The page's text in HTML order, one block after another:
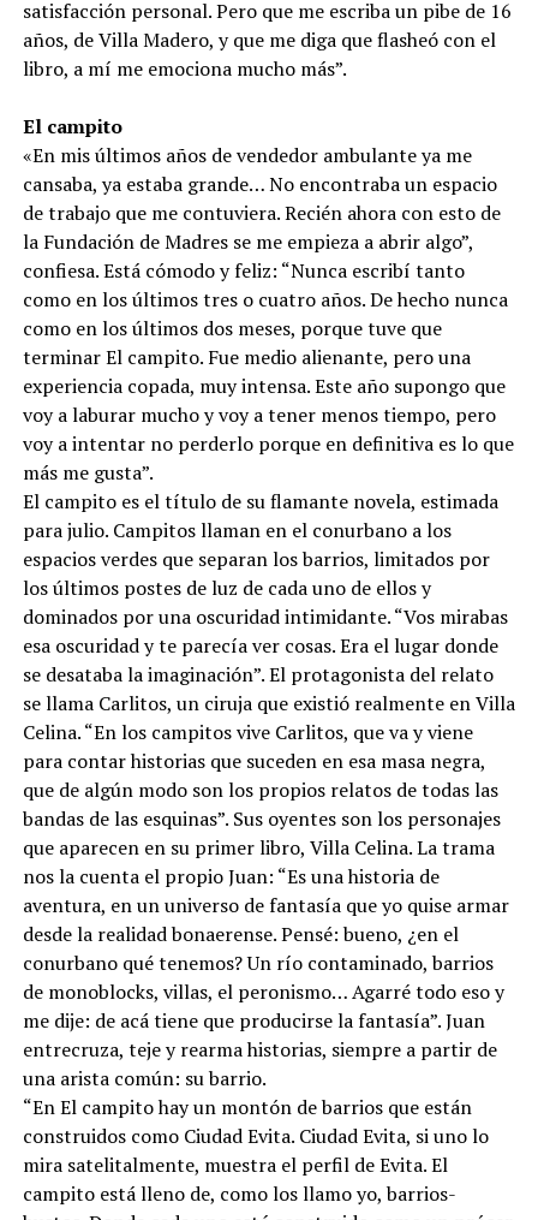
satisfacción personal. Pero que me escriba un pibe de 16
años, de Villa Madero, y que me diga que flasheó con el
libro, a mí me emociona mucho más”.
El campito
«En mis últimos años de vendedor ambulante ya me
cansaba, ya estaba grande… No encontraba un espacio
de trabajo que me contuviera. Recién ahora con esto de
la Fundación de Madres se me empieza a abrir algo”,
confiesa. Está cómodo y feliz: “Nunca escribí tanto
como en los últimos tres o cuatro años. De hecho nunca
como en los últimos dos meses, porque tuve que
terminar El campito. Fue medio alienante, pero una
experiencia copada, muy intensa. Este año supongo que
voy a laburar mucho y voy a tener menos tiempo, pero
voy a intentar no perderlo porque en definitiva es lo que
más me gusta”.
El campito es el título de su flamante novela, estimada
para julio. Campitos llaman en el conurbano a los
espacios verdes que separan los barrios, limitados por
los últimos postes de luz de cada uno de ellos y
dominados por una oscuridad intimidante. “Vos mirabas
esa oscuridad y te parecía ver cosas. Era el lugar donde
se desataba la imaginación”. El protagonista del relato
se llama Carlitos, un ciruja que existió realmente en Villa
Celina. “En los campitos vive Carlitos, que va y viene
para contar historias que suceden en esa masa negra,
que de algún modo son los propios relatos de todas las
bandas de las esquinas”. Sus oyentes son los personajes
que aparecen en su primer libro, Villa Celina. La trama
nos la cuenta el propio Juan: “Es una historia de
aventura, en un universo de fantasía que yo quise armar
desde la realidad bonaerense. Pensé: bueno, ¿en el
conurbano qué tenemos? Un río contaminado, barrios
de monoblocks, villas, el peronismo… Agarré todo eso y
me dije: de acá tiene que producirse la fantasía”. Juan
entrecruza, teje y rearma historias, siempre a partir de
una arista común: su barrio.
“En El campito hay un montón de barrios que están
construidos como Ciudad Evita. Ciudad Evita, si uno lo
mira satelitalmente, muestra el perfil de Evita. El
campito está lleno de, como los llamo yo, barrios-